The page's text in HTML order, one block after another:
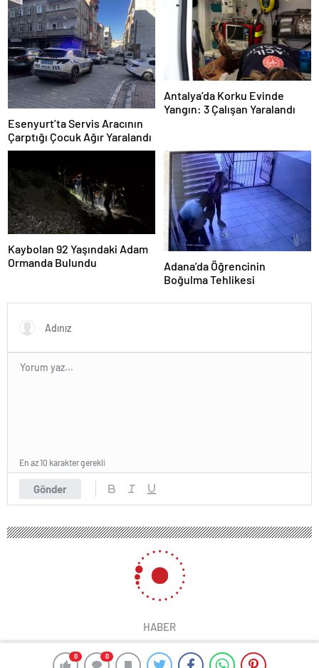
0 0
Esenyurt’ta Servis Aracının
Çarptığı Çocuk Ağır Yaralandı
Antalya’da Korku Evinde
Yangın: 3 Çalışan Yaralandı
Kaybolan 92 Yaşındaki Adam
Ormanda Bulundu
Adana’da Öğrencinin
Boğulma Tehlikesi
Gönder
En az 10 karakter gerekli
HABER